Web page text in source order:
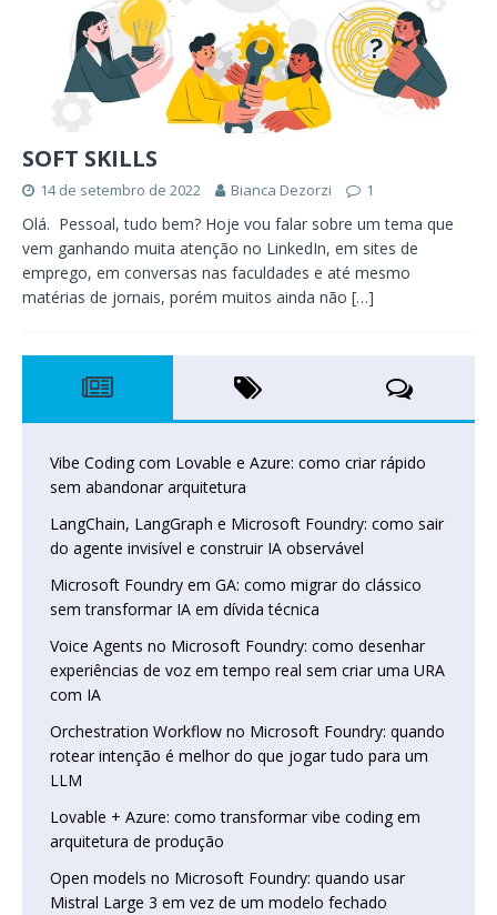
SOFT SKILLS
14 de setembro de 2022 Bianca Dezorzi 1
Olá. Pessoal, tudo bem? Hoje vou falar sobre um tema que
vem ganhando muita atenção no LinkedIn, em sites de
emprego, em conversas nas faculdades e até mesmo
matérias de jornais, porém muitos ainda não […]
Vibe Coding com Lovable e Azure: como criar rápido
sem abandonar arquitetura
LangChain, LangGraph e Microsoft Foundry: como sair
do agente invisível e construir IA observável
Microsoft Foundry em GA: como migrar do clássico
sem transformar IA em dívida técnica
Voice Agents no Microsoft Foundry: como desenhar
experiências de voz em tempo real sem criar uma URA
com IA
Orchestration Workflow no Microsoft Foundry: quando
rotear intenção é melhor do que jogar tudo para um
LLM
Lovable + Azure: como transformar vibe coding em
arquitetura de produção
Open models no Microsoft Foundry: quando usar
Mistral Large 3 em vez de um modelo fechado